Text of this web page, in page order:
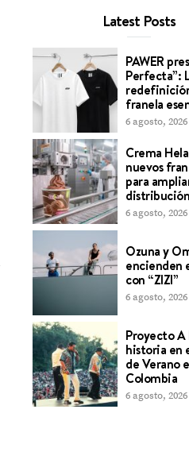
Vargas Irausquín Desmiente
Latest Posts
PAWER
Perfecta”:
franela
6 agosto, 2026
Crema
nuevos
para
6 agosto, 2026
Ozuna y
encienden
con “ZIZI”
6 agosto, 2026
Proyecto A
historia en
de Verano
Colombia
6 agosto, 2026